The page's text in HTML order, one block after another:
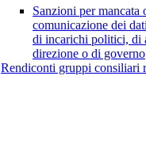
Sanzioni per mancata
comunicazione dei
di incarichi politici, di
direzione o di governo
Rendiconti gruppi consiliari